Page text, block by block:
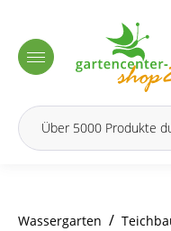
Wassergarten /